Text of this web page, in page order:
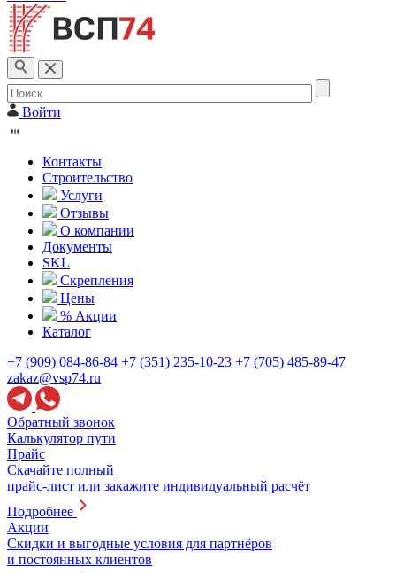
Войти
Контакты
Строительство
Услуги
Отзывы
О компании
Документы
SKL
Скрепления
Цены
% Акции
Каталог
+7 (909) 084-86-84 +7 (351) 235-10-23 +7 (705) 485-89-47
zakaz@vsp74.ru
Обратный звонок
Калькулятор пути
Прайс
Скачайте полный
прайс-лист или закажите индивидуальный расчёт
Подробнее
Акции
Скидки и выгодные условия для партнёров
и постоянных клиентов